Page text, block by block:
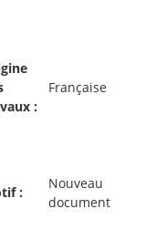
:
Française
:
Nouveau
document